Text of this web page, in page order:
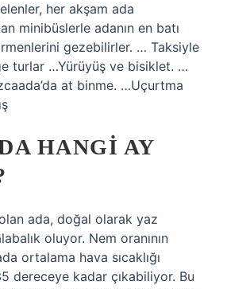
her akşam ada
minibüslerle adanın en batı
gezebilirler. … Taksiyle
turlar …Yürüyüş ve bisiklet. …
at binme. …Uçurtma
HANGI AY
ada, doğal olarak yaz
oluyor. Nem oranının
ortalama hava sıcaklığı
dereceye kadar çıkabiliyor. Bu